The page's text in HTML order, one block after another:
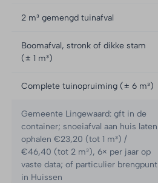
2 m³ gemengd tuinafval
Boomafval, stronk of dikke stam
(± 1 m³)
Complete tuinopruiming (± 6 m³)
Gemeente Lingewaard: gft in de
container; snoeiafval aan huis laten
ophalen €23,20 (tot 1 m³) /
€46,40 (tot 2 m³), 6× per jaar op
vaste data; of particulier brengpunt
in Huissen